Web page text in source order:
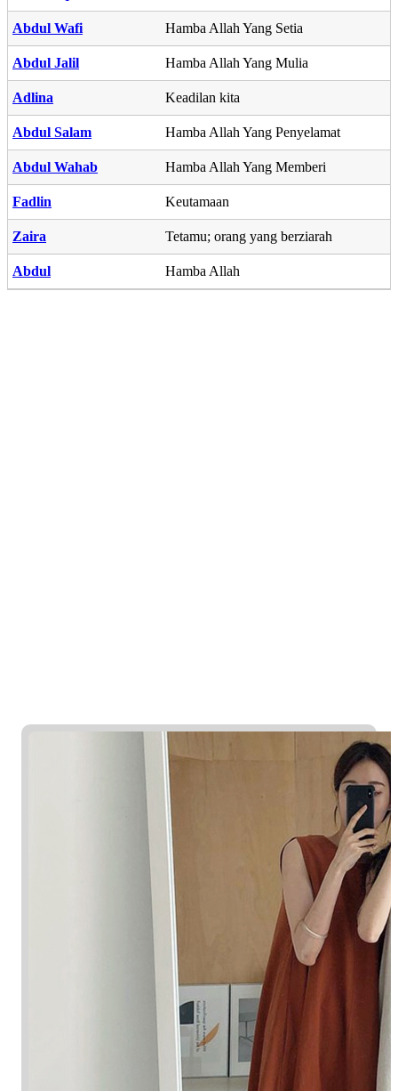
Abdul Wafi Hamba Allah Yang Setia
Abdul Jalil Hamba Allah Yang Mulia
Adlina Keadilan kita
Abdul Salam Hamba Allah Yang Penyelamat
Abdul Wahab Hamba Allah Yang Memberi
Fadlin Keutamaan
Zaira Tetamu; orang yang berziarah
Abdul Hamba Allah